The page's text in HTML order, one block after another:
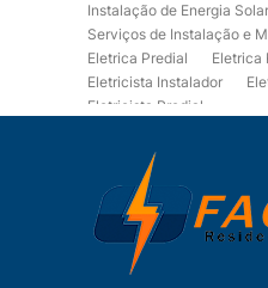
Instalação de Energia
Serviços de Instalação e
Eletrica Predial
Eletrica
Eletricista Instalador
Eletricista Predial
Eletricista Residencial
Eletricista Residencial E
Eletricistas de Manutenção
Empresa de Instalações
Empresa de Manutenção
Empresa de Prestação de